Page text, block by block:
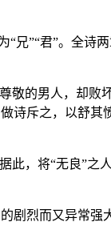
”“君”。全诗两
的男人，却败
诗斥之，以舒其
此，将“无良”之
剧烈而又异常强